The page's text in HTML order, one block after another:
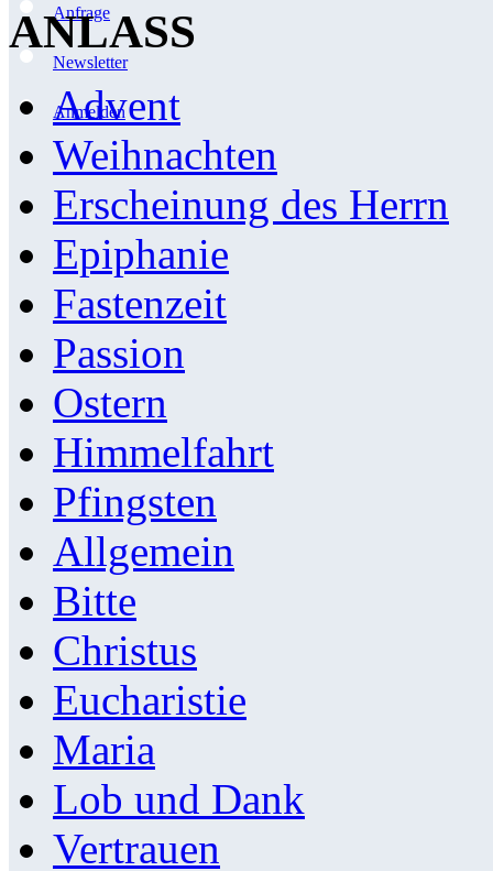
Anfrage
Newsletter
Anmelden
ANLASS
Advent
Weihnachten
Erscheinung des Herrn
Epiphanie
Fastenzeit
Passion
Ostern
Himmelfahrt
Pfingsten
Allgemein
Bitte
Christus
Eucharistie
Maria
Lob und Dank
Vertrauen